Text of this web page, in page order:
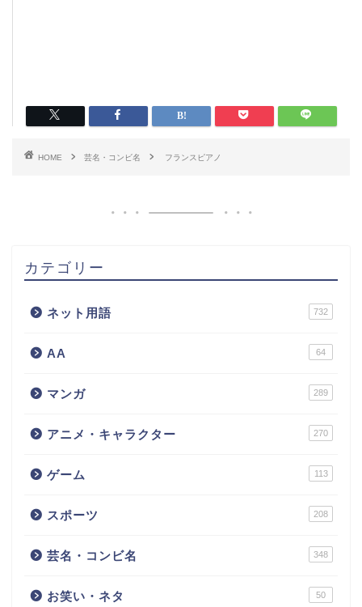
HOME 芸名・コンビ名 フランスピアノ
カテゴリー
ネット用語 732
AA 64
マンガ 289
アニメ・キャラクター 270
ゲーム 113
スポーツ 208
芸名・コンビ名 348
お笑い・ネタ 50